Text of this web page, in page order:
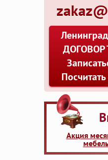
ДОГОВОР
Акция